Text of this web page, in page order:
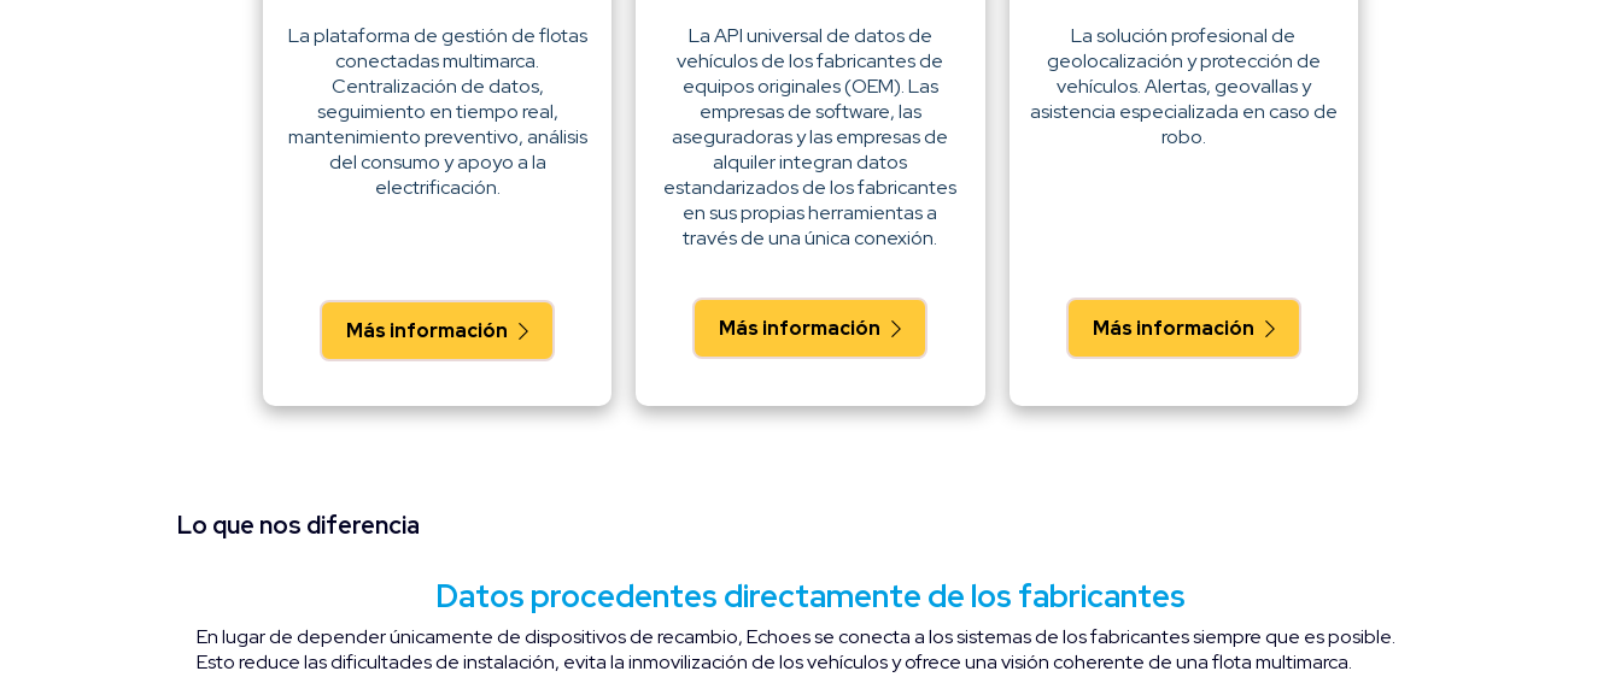
La plataforma de gestión de flotas
conectadas multimarca.
Centralización de datos,
seguimiento en tiempo real,
mantenimiento preventivo, análisis
del consumo y apoyo a la
electrificación.
Más información
La API universal de datos de
vehículos de los fabricantes de
equipos originales (OEM). Las
empresas de software, las
aseguradoras y las empresas de
alquiler integran datos
estandarizados de los fabricantes
en sus propias herramientas a
través de una única conexión.
Más información
La solución profesional de
geolocalización y protección de
vehículos. Alertas, geovallas y
asistencia especializada en caso de
robo.
Más información
Lo que nos diferencia
Datos procedentes directamente de los fabricantes
En lugar de depender únicamente de dispositivos de recambio, Echoes se conecta a los sistemas de los fabricantes siempre que es posible.
Esto reduce las dificultades de instalación, evita la inmovilización de los vehículos y ofrece una visión coherente de una flota multimarca.